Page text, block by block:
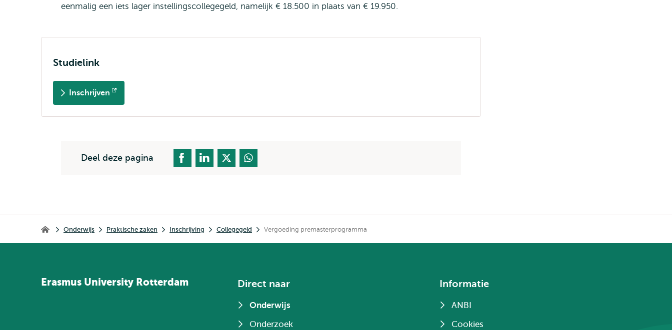
eenmalig een iets lager instellingscollegegeld, namelijk € 18.500 in plaats van € 19.950.
Studielink
Inschrijven
Opent
Deel deze pagina
Home Onderwijs Praktische zaken Inschrijving Collegegeld Vergoeding premasterprogramma
Erasmus University Rotterdam Direct naar
Onderwijs
Onderzoek
Informatie
ANBI
Cookies